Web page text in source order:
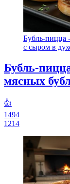
Бубль-пицца
с сыром в
Бубль-
мясных
👍
1494
1214